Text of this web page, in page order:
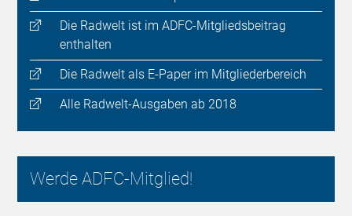
Die Radwelt ist im ADFC-Mitgliedsbeitrag
enthalten
Die Radwelt als E-Paper im Mitgliederbereich
Alle Radwelt-Ausgaben ab 2018
Werde ADFC-Mitglied!